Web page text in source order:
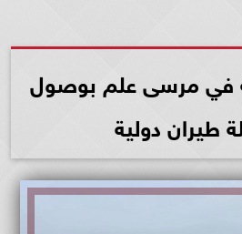
في مرسى علم بوصول